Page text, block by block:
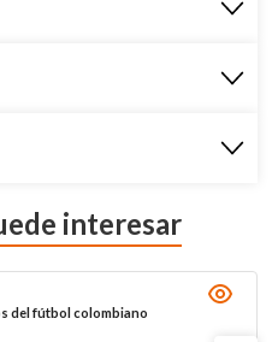
interesar
del fútbol colombiano